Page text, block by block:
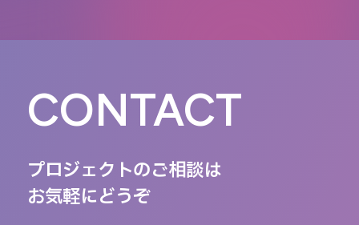
CONTACT
プロジェクトのご相談は
お気軽にどうぞ